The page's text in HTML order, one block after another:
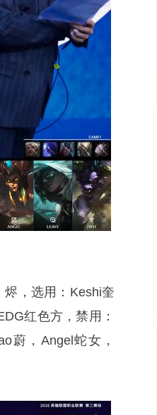
，选用：Keshi奎
红色方，禁用：
蔚，Angel蛇女，